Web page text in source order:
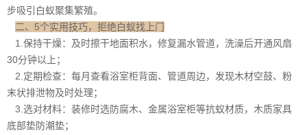
步吸引白蚁聚集繁殖。
二、5个实用技巧，拒绝白蚁找上门
1.保持干燥：及时擦干地面积水，修复漏水管道，洗澡后开通风扇
30分钟以上；
2.定期检查：每月查看浴室柜背面、管道周边，发现木材空鼓、粉
末状排泄物及时处理；
3.选对材料：装修时选防腐木、金属浴室柜等抗蚁材质，木质家具
底部垫防潮垫；